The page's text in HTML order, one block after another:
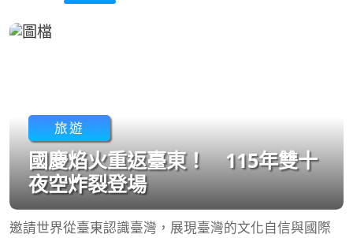
旅遊
國慶焰火重返臺東！ 115年雙十
夜空炸裂登場
邀請世界從臺東認識臺灣，展現臺灣的文化自信與國際